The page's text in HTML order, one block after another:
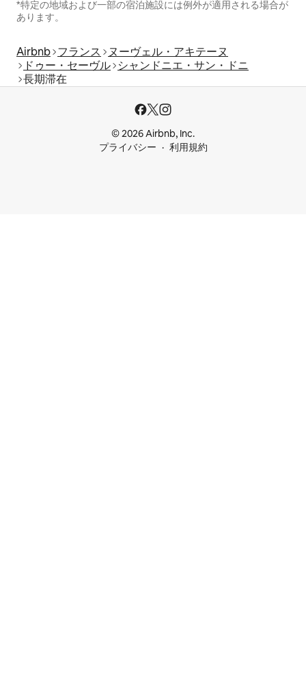
*特定の地域および一部の宿泊施設には例外が適用される場合が
あります。
Airbnb フランス
ヌーヴェル・アキテーヌ
ドゥー・セーヴル シャンドニエ・サン・ドニ
長期滞在
© 2026 Airbnb, Inc.
プライバシー
利用規約